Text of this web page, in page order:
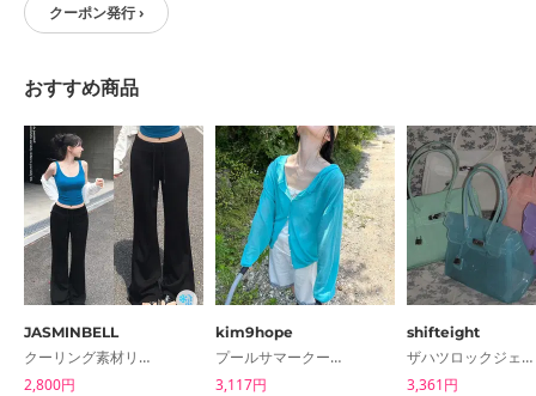
クーポン発行 ›
おすすめ商品
JASMINBELL
クーリング素材リリーフセミブーツカットロングトレーニングパンツ
2,800円
kim9hope
プールサマークールフードカーディガン
3,117円
shifteight
ザハツロックジェリーショルダーバッグジェリーバッグトートバッグ5color
3,361円